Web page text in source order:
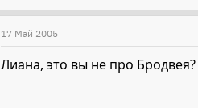
17 Май 2005
Лиана, это вы не про